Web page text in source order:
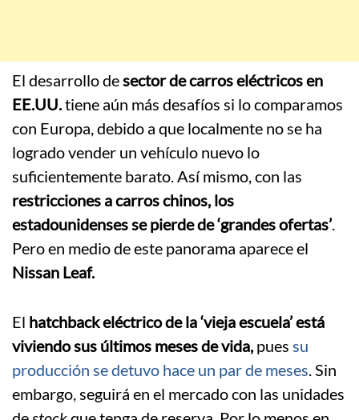
El desarrollo desector de carros eléctricos en
EE.UU.tiene aún más desafíos si lo comparamos
con Europa, debido a que localmente no se ha
logrado vender un vehículo nuevo lo
suficientemente barato. Así mismo, con las
restricciones a carros chinos, los
estadounidenses se pierde de ‘grandes ofertas’.
Pero en medio de este panorama aparece el
Nissan Leaf.
El hatchback eléctrico de la ‘vieja escuela’ está
viviendo sus últimos meses de vida,pues su
producción se detuvo hace un par de meses. Sin
embargo, seguirá en el mercado con las unidades